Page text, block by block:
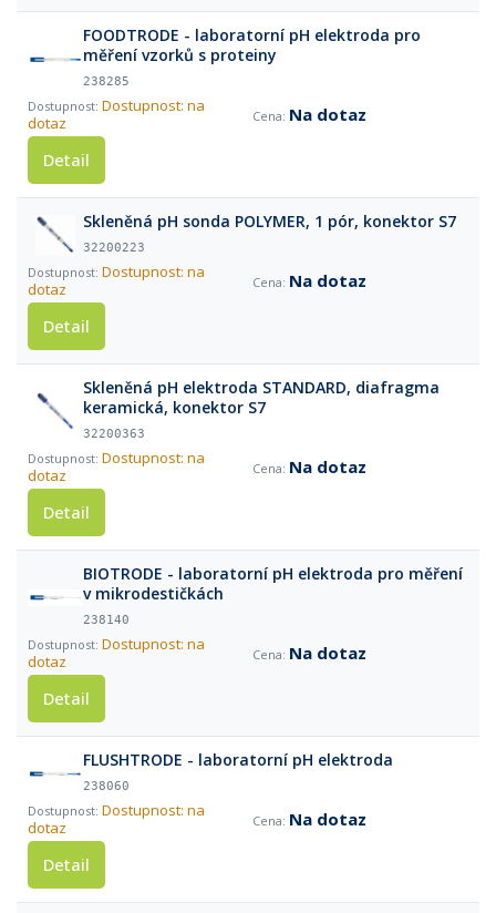
FOODTRODE - laboratorní pH elektroda pro
měření vzorků s proteiny
238285
Dostupnost: na
dotaz
Na dotaz
Detail
Skleněná pH sonda POLYMER, 1 pór, konektor S7
32200223
Dostupnost: na
dotaz
Na dotaz
Detail
Skleněná pH elektroda STANDARD, diafragma
keramická, konektor S7
32200363
Dostupnost: na
dotaz
Na dotaz
Detail
BIOTRODE - laboratorní pH elektroda pro měření
v mikrodestičkách
238140
Dostupnost: na
dotaz
Na dotaz
Detail
FLUSHTRODE - laboratorní pH elektroda
238060
Dostupnost: na
dotaz
Na dotaz
Detail